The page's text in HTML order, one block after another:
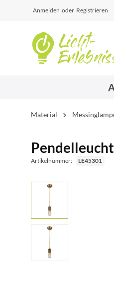
Anmelden oder Registrieren
Material
Artikelnummer: LE45301